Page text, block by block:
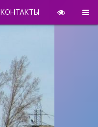
КОНТАКТЫ